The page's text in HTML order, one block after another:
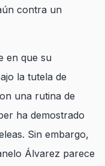
contra un
en que su
la tutela de
una rutina de
ha demostrado
Sin embargo,
Álvarez parece